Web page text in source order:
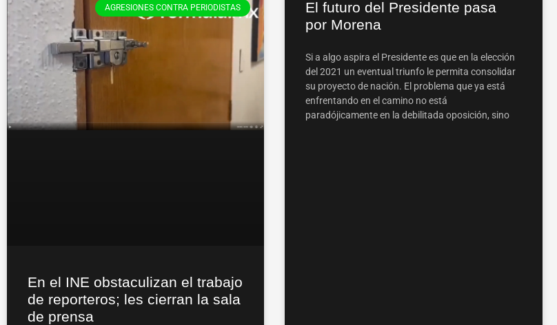
AGRESIONES CONTRA PERIODISTAS
En el INE obstaculizan el trabajo
de reporteros; les cierran la sala
de prensa
El futuro del Presidente pasa
por Morena
Si a algo aspira el Presidente es que en la elección
del 2021 un eventual triunfo le permita consolidar
su proyecto de nación. El problema que ya está
enfrentando en el camino no está
paradójicamente en la debilitada oposición, sino